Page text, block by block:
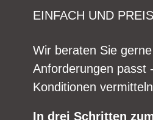
EINFACH UND
Wir beraten Sie
Anforderungen passt
Konditionen
In drei Schritten